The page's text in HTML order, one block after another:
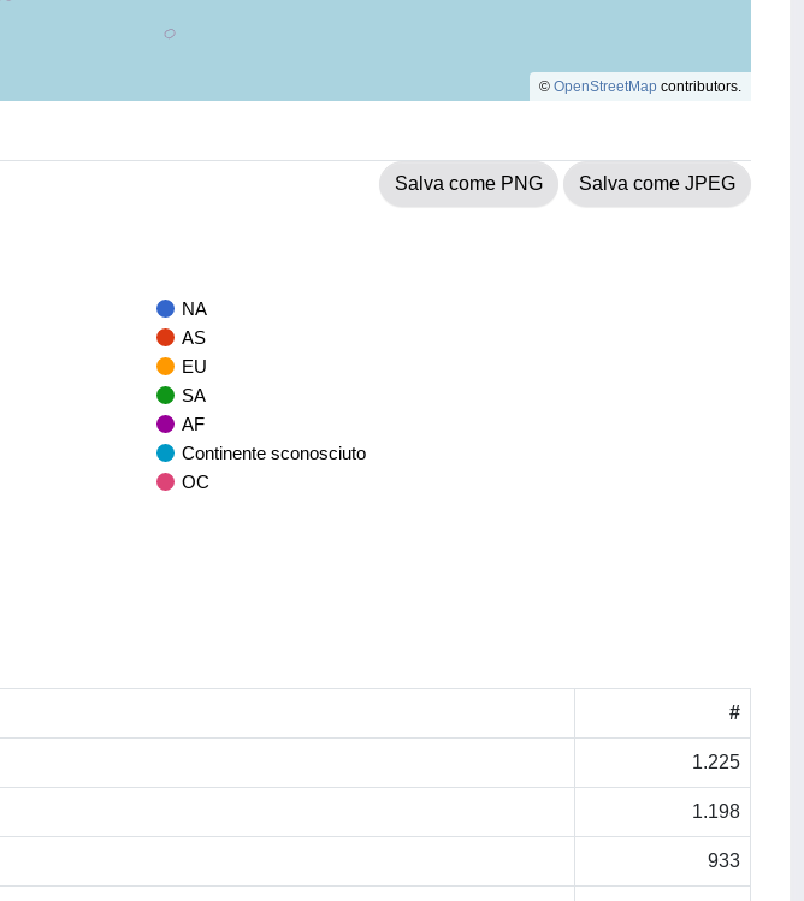
© OpenStreetMap contributors.
Salva come PNG Salva come JPEG
NA
AS
EU
SA
AF
Continente sconosciuto
OC
#
1.225
1.198
933